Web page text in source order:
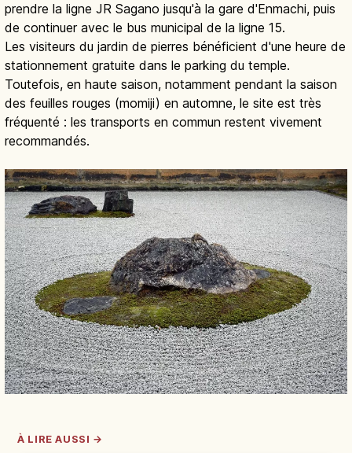
prendre la ligne JR Sagano jusqu'à la gare d'Enmachi, puis
de continuer avec le bus municipal de la ligne 15.
Les visiteurs du jardin de pierres bénéficient d'une heure de
stationnement gratuite dans le parking du temple.
Toutefois, en haute saison, notamment pendant la saison
des feuilles rouges (momiji) en automne, le site est très
fréquenté : les transports en commun restent vivement
recommandés.
À LIRE AUSSI →